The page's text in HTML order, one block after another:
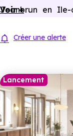
Investir
Ressources
Financer
Jeanbrun en Ile-
Voir +
Créer une alerte
Lancement